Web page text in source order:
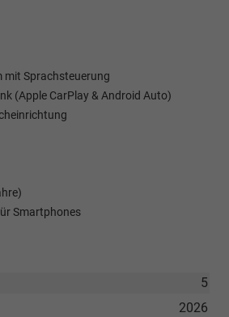
mit Sprachsteuerung
(Apple CarPlay & Android Auto)
Smartphones
5
2026